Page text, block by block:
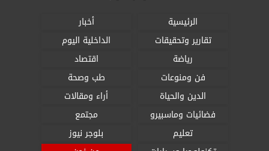
الرئيسية
أخبار
تقارير وتحقيقات
الداخلية اليوم
رياضة
اقتصاد
فن ومنوعات
طب وصحة
الدين والحياة
أراء ومقالات
فضائيات وماسبيرو
مجتمع
تعليم
بلوجر نيوز